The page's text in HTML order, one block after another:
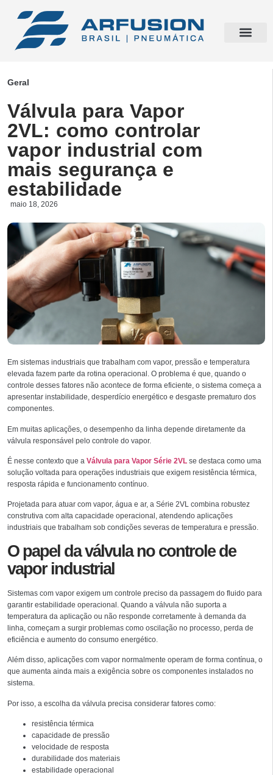
Geral
Válvula para Vapor
2VL: como controlar
vapor industrial com
mais segurança e
estabilidade
maio 18, 2026
Em sistemas industriais que trabalham com vapor, pressão e temperatura
elevada fazem parte da rotina operacional. O problema é que, quando o
controle desses fatores não acontece de forma eficiente, o sistema começa a
apresentar instabilidade, desperdício energético e desgaste prematuro dos
componentes.
Em muitas aplicações, o desempenho da linha depende diretamente da
válvula responsável pelo controle do vapor.
É nesse contexto que a Válvula para Vapor Série 2VL se destaca como uma
solução voltada para operações industriais que exigem resistência térmica,
resposta rápida e funcionamento contínuo.
Projetada para atuar com vapor, água e ar, a Série 2VL combina robustez
construtiva com alta capacidade operacional, atendendo aplicações
industriais que trabalham sob condições severas de temperatura e pressão.
O papel da válvula no controle de
vapor industrial
Sistemas com vapor exigem um controle preciso da passagem do fluido para
garantir estabilidade operacional. Quando a válvula não suporta a
temperatura da aplicação ou não responde corretamente à demanda da
linha, começam a surgir problemas como oscilação no processo, perda de
eficiência e aumento do consumo energético.
Além disso, aplicações com vapor normalmente operam de forma contínua, o
que aumenta ainda mais a exigência sobre os componentes instalados no
sistema.
Por isso, a escolha da válvula precisa considerar fatores como:
resistência térmica
capacidade de pressão
velocidade de resposta
durabilidade dos materiais
estabilidade operacional